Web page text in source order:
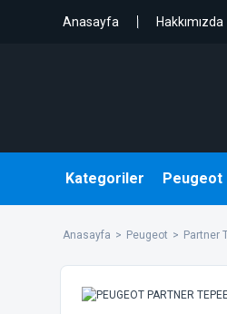
Anasayfa Hakkımızda
Kategoriler Peugeot
Anasayfa Peugeot Partner